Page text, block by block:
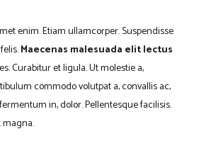
enim. Etiam ullamcorper. Suspendisse
Maecenas malesuada elit lectus
Curabitur et ligula. Ut molestie a,
commodo volutpat a, convallis ac,
in, dolor. Pellentesque facilisis.